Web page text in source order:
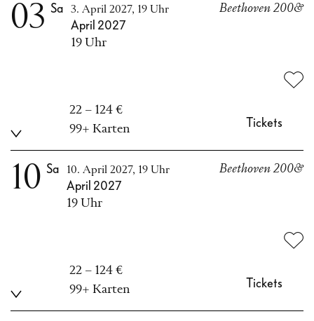
03 Sa 3. April 2027, 19 Uhr
April 2027
19 Uhr
Beethoven 200&
22 – 124 €
99+ Karten
Tickets
10 Sa 10. April 2027, 19 Uhr
April 2027
19 Uhr
Beethoven 200&
22 – 124 €
99+ Karten
Tickets